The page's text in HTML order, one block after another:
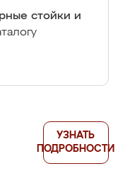
стойки и
УЗНАТЬ
ПОДРОБНОСТИ